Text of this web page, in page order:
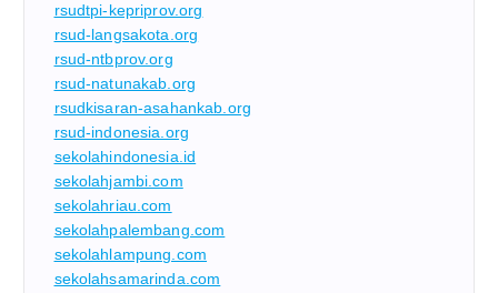
rsudtpi-kepriprov.org
rsud-langsakota.org
rsud-ntbprov.org
rsud-natunakab.org
rsudkisaran-asahankab.org
rsud-indonesia.org
sekolahindonesia.id
sekolahjambi.com
sekolahriau.com
sekolahpalembang.com
sekolahlampung.com
sekolahsamarinda.com